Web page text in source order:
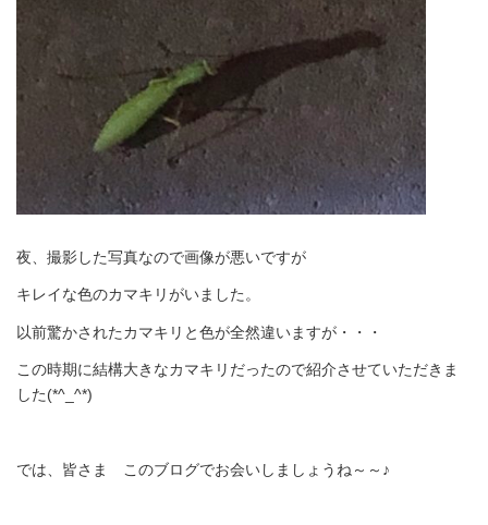
夜、撮影した写真なので画像が悪いですが
キレイな色のカマキリがいました。
以前驚かされたカマキリと色が全然違いますが・・・
この時期に結構大きなカマキリだったので紹介させていただきま
した(*^_^*)
では、皆さま このブログでお会いしましょうね～～♪